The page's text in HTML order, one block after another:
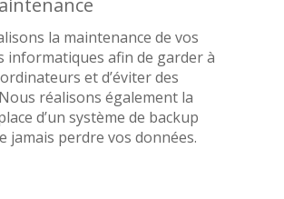
la maintenance de vos
informatiques afin de garder à
et d’éviter des
réalisons également la
d’un système de backup
jamais perdre vos données.